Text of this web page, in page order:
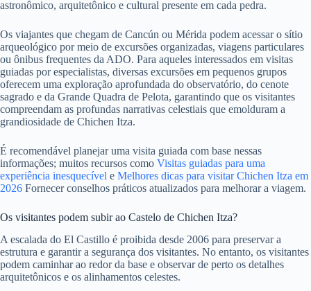
astronômico, arquitetônico e cultural presente em cada pedra.
Os viajantes que chegam de Cancún ou Mérida podem acessar o sítio
arqueológico por meio de excursões organizadas, viagens particulares
ou ônibus frequentes da ADO. Para aqueles interessados ​​em visitas
guiadas por especialistas, diversas excursões em pequenos grupos
oferecem uma exploração aprofundada do observatório, do cenote
sagrado e da Grande Quadra de Pelota, garantindo que os visitantes
compreendam as profundas narrativas celestiais que emolduram a
grandiosidade de Chichen Itza.
É recomendável planejar uma visita guiada com base nessas
informações; muitos recursos como Visitas guiadas para uma
experiência inesquecível e Melhores dicas para visitar Chichen Itza em
2026 Fornecer conselhos práticos atualizados para melhorar a viagem.
Os visitantes podem subir ao Castelo de Chichen Itza?
A escalada do El Castillo é proibida desde 2006 para preservar a
estrutura e garantir a segurança dos visitantes. No entanto, os visitantes
podem caminhar ao redor da base e observar de perto os detalhes
arquitetônicos e os alinhamentos celestes.